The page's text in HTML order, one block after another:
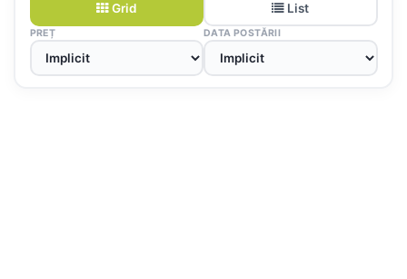
Grid List
PREȚ DATA POSTĂRII